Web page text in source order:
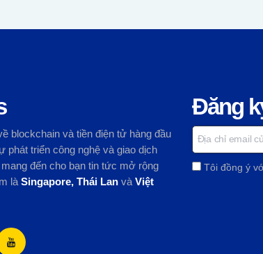
blockchain và tiền điện tử hàng đầu
phát triển công nghệ và giao dịch
đến cho bạn tin tức mở rộng
là Singapore, Thái Lan và Việt
Đăng
Tôi đồng ý